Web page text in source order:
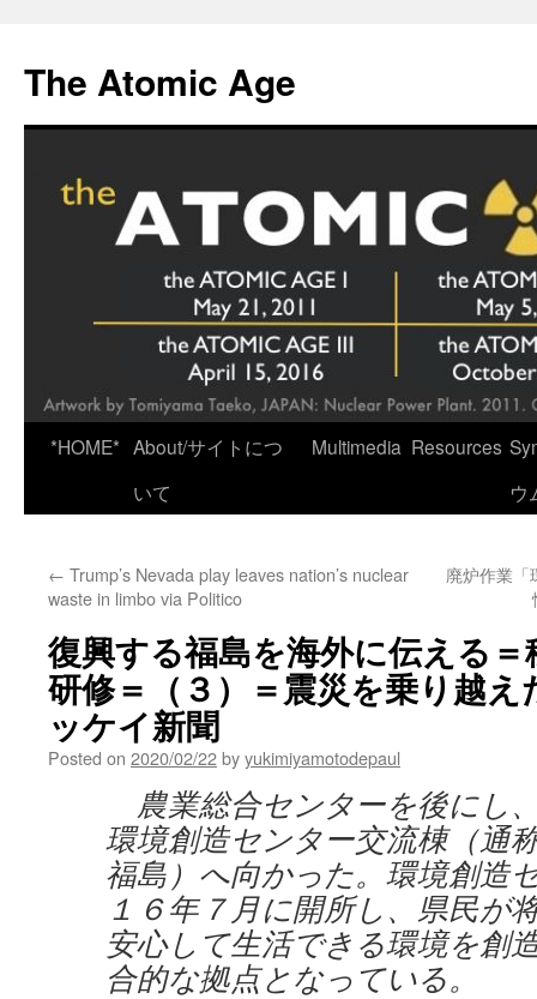
content
The Atomic Age
*HOME* About/サイトにつ
いて
Multimedia Resources
ウ
← Trump’s Nevada play leaves nation’s nuclear
waste in limbo via Politico
廃炉作業
復興する福島を海外に伝える
研修＝（３）＝震災を乗り越
ッケイ新聞
Posted on 2020/02/22byyukimiyamotodepaul
農業総合センターを後にし
環境創造センター交流棟（通
福島）へ向かった。環境創造
１６年７月に開所し、県民が
安心して生活できる環境を創
合的な拠点となっている。